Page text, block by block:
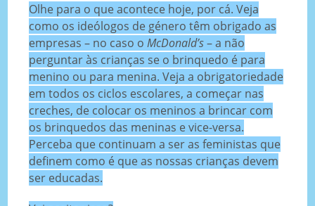
Olhe para o que acontece hoje, por cá. Veja
como os ideólogos de género têm obrigado as
empresas – no caso oMcDonald’s– a não
perguntar às crianças se o brinquedo é para
menino ou para menina. Veja a obrigatoriedade
em todos os ciclos escolares, a começar nas
creches, de colocar os meninos a brincar com
os brinquedos das meninas e vice-versa.
Perceba que continuam a ser as feministas que
definem como é que as nossas crianças devem
ser educadas.